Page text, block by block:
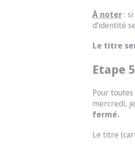
À noter: si
d’identité
Le titre
Etape
Pour
mercredi,
fermé.
Le titre